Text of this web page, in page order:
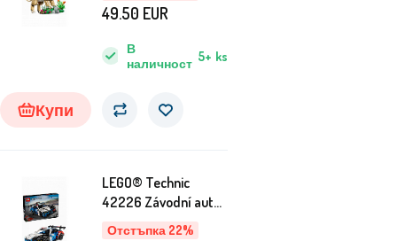
В
наличност 5+ ks
49.50 EUR
Купи
Отстъпка 22%
LEGO® Technic
42226 Závodní auto
BMW M4 GT3 EVO